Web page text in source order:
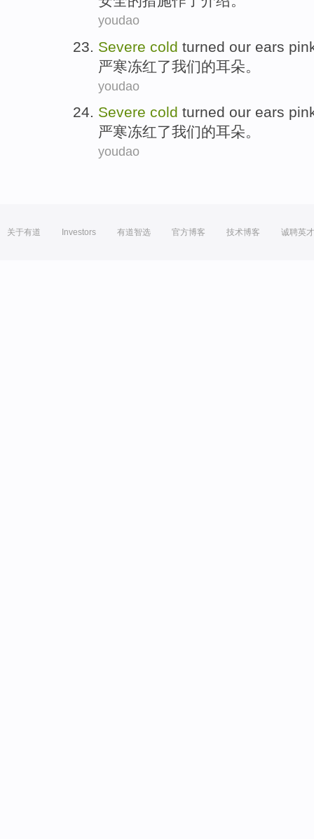
youdao
Severe cold turned our ears
严寒冻红了我们的耳朵。
youdao
Severe cold turned our ears
严寒冻红了我们的耳朵。
youdao
关于有道 Investors 有道智选 官方博客 技术博客 诚聘英才